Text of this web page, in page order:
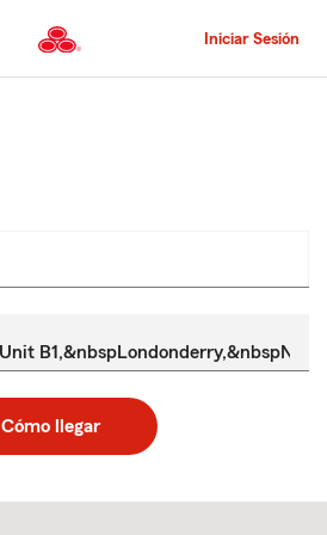
al
contenido
principal
Iniciar Sesión
Cómo llegar
to